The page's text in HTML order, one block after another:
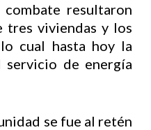
resultaron
tres viviendas y los
cual hasta hoy la
servicio de energía
se fue al retén